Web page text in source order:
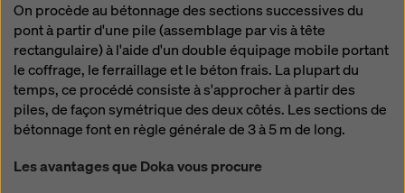
On procède au bétonnage des sections successives du
pont à partir d'une pile (assemblage par vis à tête
rectangulaire) à l'aide d'un double équipage mobile portant
le coffrage, le ferraillage et le béton frais. La plupart du
temps, ce procédé consiste à s'approcher à partir des
piles, de façon symétrique des deux côtés. Les sections de
bétonnage font en règle générale de 3 à 5 m de long.
Les avantages que Doka vous procure